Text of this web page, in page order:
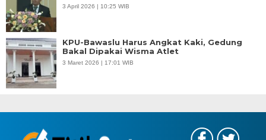
3 April 2026 | 10:25 WIB
KPU-Bawaslu Harus Angkat Kaki, Gedung
Bakal Dipakai Wisma Atlet
3 Maret 2026 | 17:01 WIB